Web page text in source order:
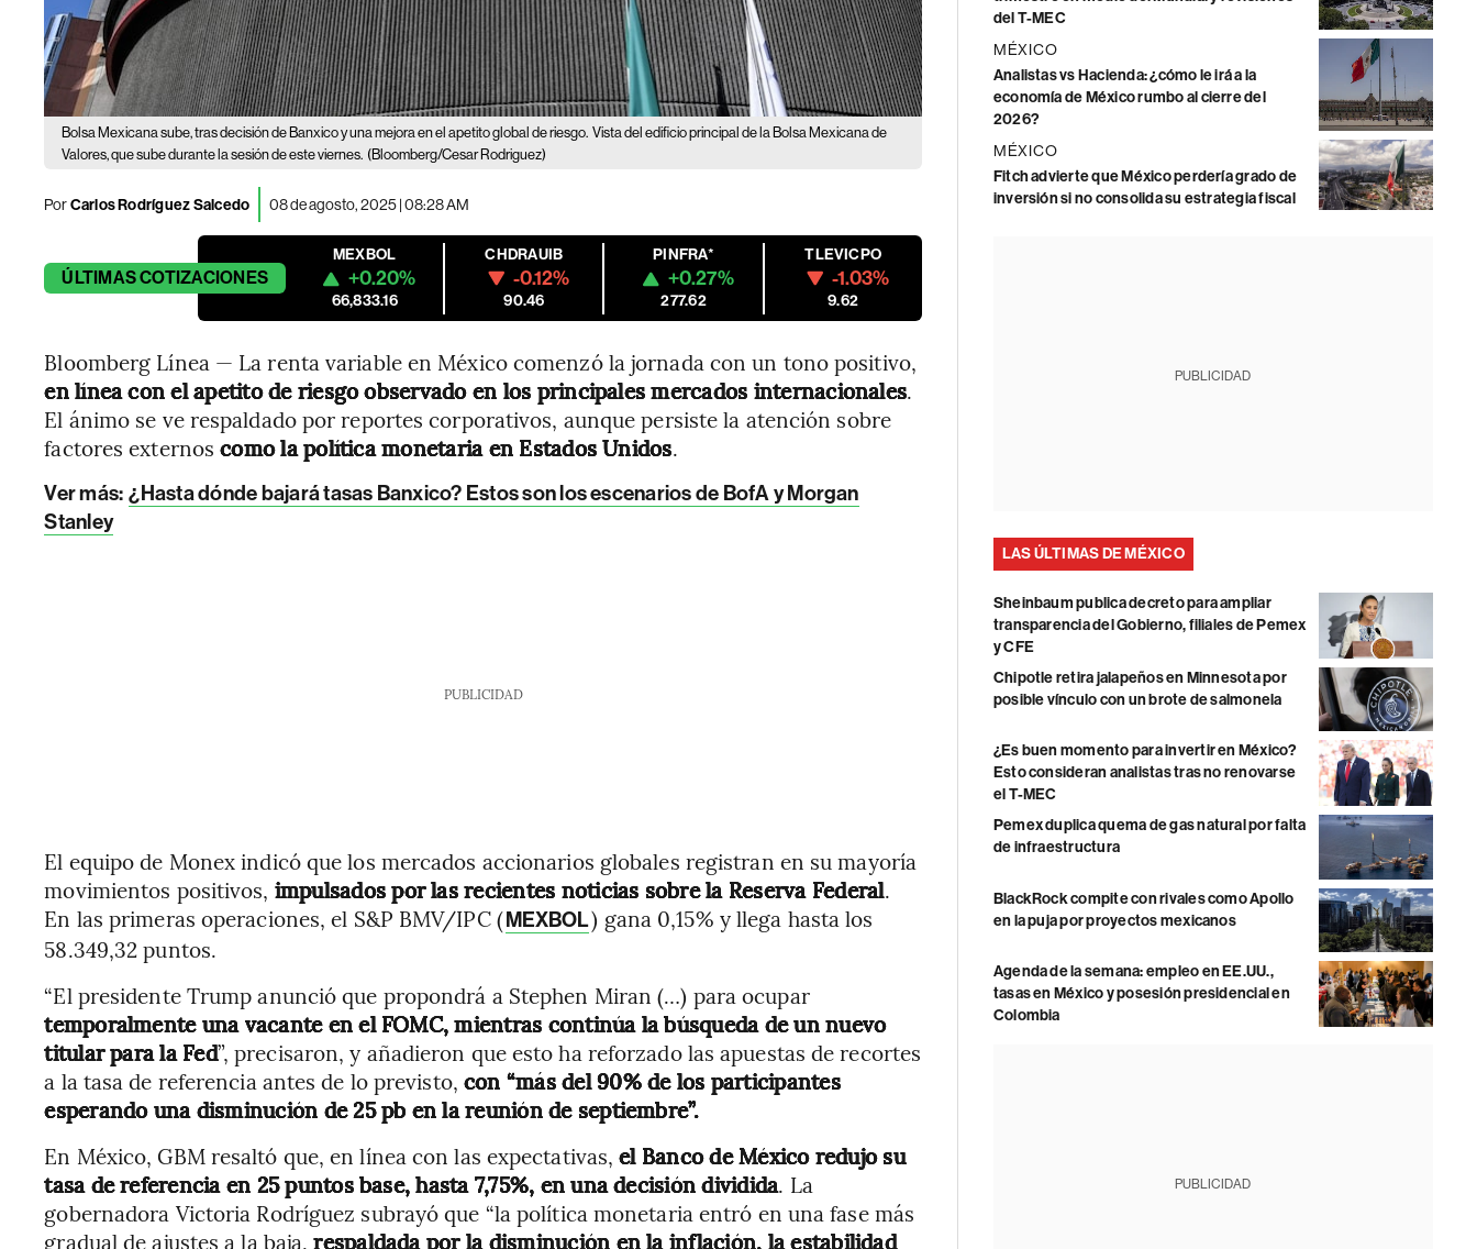
Bolsa Mexicana sube, tras decisión de Banxico y una mejora en el apetito global de riesgo. Vista del edificio principal de la Bolsa Mexicana de
Valores, que sube durante la sesión de este viernes. (Bloomberg/Cesar Rodriguez)
PorCarlos Rodríguez Salcedo 08 de agosto, 2025 | 08:28 AM
ÚLTIMASCOTIZACIONES
MEXBOL
+0.20%
66,833.16
CHDRAUIB
-0.12%
90.46
PINFRA*
+0.27%
277.62
TLEVICPO
-1.03%
9.62
Bloomberg Línea — La renta variable en México comenzó la jornada con un tono positivo,
en línea con el apetito de riesgo observado en los principales mercados internacionales.
El ánimo se ve respaldado por reportes corporativos, aunque persiste la atención sobre
factores externoscomo la política monetaria en Estados Unidos.
Ver más: ¿Hasta dónde bajará tasas Banxico? Estos son los escenarios de BofA y Morgan
Stanley
PUBLICIDAD
El equipo de Monex indicó que los mercados accionarios globales registran en su mayoría
movimientos positivos, impulsados por las recientes noticias sobre la Reserva Federal.
En las primeras operaciones, el S&P BMV/IPC (MEXBOL) gana 0,15% y llega hasta los
58.349,32 puntos.
“El presidente Trump anunció que propondrá a Stephen Miran (…) para ocupar
temporalmente una vacante en el FOMC, mientras continúa la búsqueda de un nuevo
titular para la Fed”, precisaron, y añadieron que esto ha reforzado las apuestas de recortes
a la tasa de referencia antes de lo previsto, con “más del 90% de los participantes
esperando una disminución de 25 pb en la reunión de septiembre”.
En México, GBM resaltó que, en línea con las expectativas,el Banco de México redujo su
tasa de referencia en 25 puntos base, hasta 7,75%, en una decisión dividida. La
gobernadora Victoria Rodríguez subrayó que “la política monetaria entró en una fase más
gradual de ajustes a la baja,respaldada por la disminución en la inflación, la estabilidad
del T-MEC
MÉXICO
Analistas vs Hacienda: ¿cómo le irá a la
economía de México rumbo al cierre del
2026?
MÉXICO
Fitch advierte que México perdería grado de
inversión si no consolida su estrategia fiscal
PUBLICIDAD
LAS ÚLTIMAS DE MÉXICO
Sheinbaum publica decreto para ampliar
transparencia del Gobierno, filiales de Pemex
y CFE
Chipotle retira jalapeños en Minnesota por
posible vínculo con un brote de salmonela
¿Es buen momento para invertir en México?
Esto consideran analistas tras no renovarse
el T-MEC
Pemex duplica quema de gas natural por falta
de infraestructura
BlackRock compite con rivales como Apollo
en la puja por proyectos mexicanos
Agenda de la semana: empleo en EE.UU.,
tasas en México y posesión presidencial en
Colombia
PUBLICIDAD